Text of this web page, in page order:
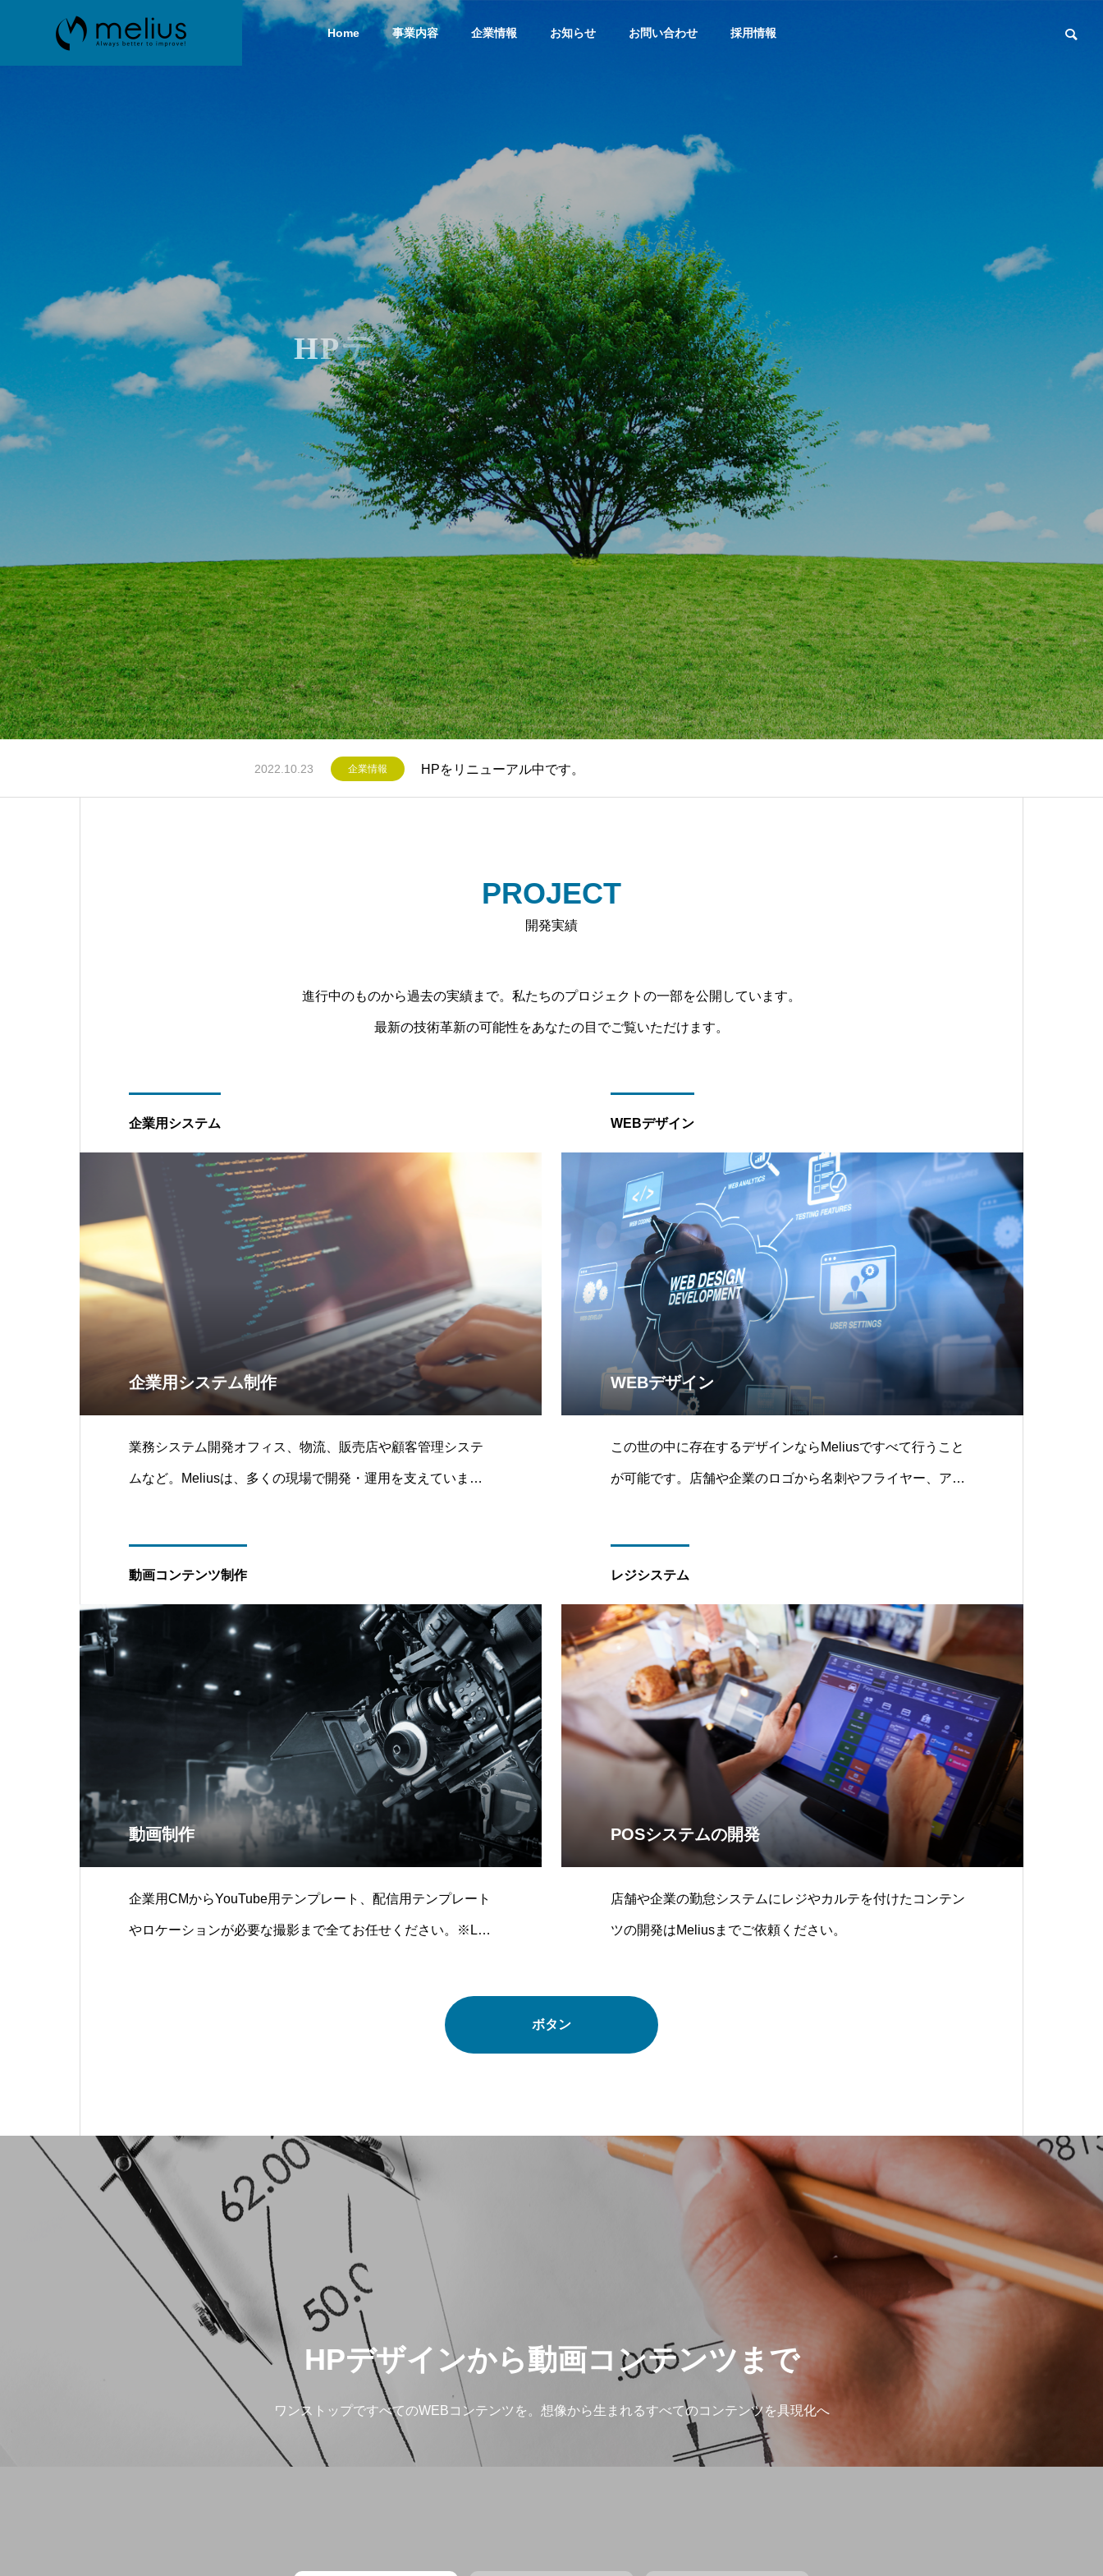
Home 事業内容 企業情報 お知らせ お問い合わせ 採用情報
企業用システム制
作
make a System
WEBデザイン
店舗や企業のロゴから
名刺やフライヤー、 ア
パレルのデザインやイ
ラストまですべて
Meliusにお任せくださ
い。
飲食店向けコンサ
ルティング
店舗デザインからすべ
てのデザイン、お任せ
ください。
動画コンテンツ制
作
ロケからLIVEまで幅広
Corporate philosophy
Access
アクセス
HPデザインから動画コンテンツまで
ワンストップですべてのWEBコンテンツを。
2022.10.23 企業情報 HPをリニューアル中です。
PROJECT
開発実績
進行中のものから過去の実績まで。私たちのプロジェクトの一部を公開しています。
最新の技術革新の可能性をあなたの目でご覧いただけます。
企業用システム
企業用システム制作
業務システム開発オフィス、物流、販売店や顧客管理システ
ムなど。Meliusは、多くの現場で開発・運用を支えていま
WEBデザイン
WEBデザイン
この世の中に存在するデザインならMeliusですべて行うこと
が可能です。店舗や企業のロゴから名刺やフライヤー、アパ
動画コンテンツ制作
動画制作
企業用CMからYouTube用テンプレート、配信用テンプレート
やロケーションが必要な撮影まで全てお任せください。※LIV
レジシステム
POSシステムの開発
店舗や企業の勤怠システムにレジやカルテを付けたコンテン
ツの開発はMeliusまでご依頼ください。
ボタン
HPデザインから動画コンテンツまで
ワンストップですべてのWEBコンテンツを。想像から生まれるすべてのコンテンツを具現化へ